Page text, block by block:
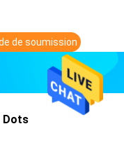
de soumission
Dots